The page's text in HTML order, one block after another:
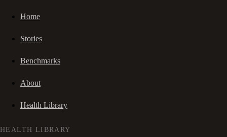
Home
Stories
Benchmarks
About
Health Library
HEALTH LIBRARY